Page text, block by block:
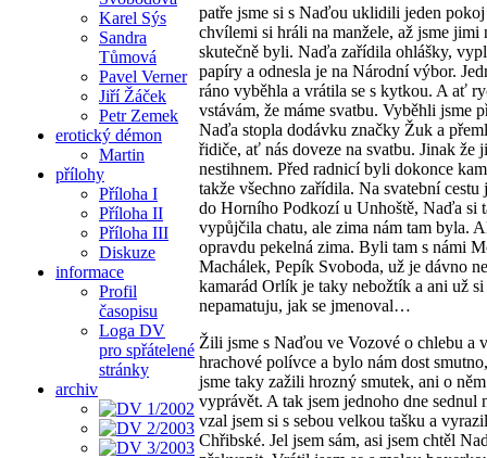
Karel Sýs
Sandra
Tůmová
Pavel Verner
Jiří Žáček
Petr Zemek
erotický démon
Martin
přílohy
Příloha I
Příloha II
Příloha III
Diskuze
informace
Profil
časopisu
Loga DV
pro spřátelené
stránky
archiv
patře jsme si s Naďou uklidili jeden pokoj
chvílemi si hráli na manžele, až jsme jimi
skutečně byli. Naďa zařídila ohlášky,
papíry a odnesla je na Národní výbor.
ráno vyběhla a vrátila se s kytkou. A ať
vstávám, že máme svatbu. Vyběhli jsme
Naďa stopla dodávku značky Žuk a
řidiče, ať nás doveze na svatbu. Jinak že ji
nestihnem. Před radnicí byli dokonce
takže všechno zařídila. Na svatební cestu
do Horního Podkozí u Unhoště, Naďa si
vypůjčila chatu, ale zima nám tam byla.
opravdu pekelná zima. Byli tam s námi
Machálek, Pepík Svoboda, už je dávno
kamarád Orlík je taky nebožtík a ani už si
nepamatuju, jak se jmenoval…
Žili jsme s Naďou ve Vozové o chlebu a
hrachové polívce a bylo nám dost
jsme taky zažili hrozný smutek, ani o
vyprávět. A tak jsem jednoho dne sednul
vzal jsem si s sebou velkou tašku a
Chřibské. Jel jsem sám, asi jsem chtěl